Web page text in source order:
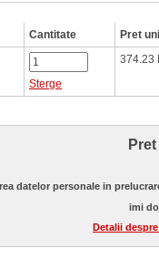
Cantitate Pret
Sterge
374.23
datelor personale in
imi
Detalii